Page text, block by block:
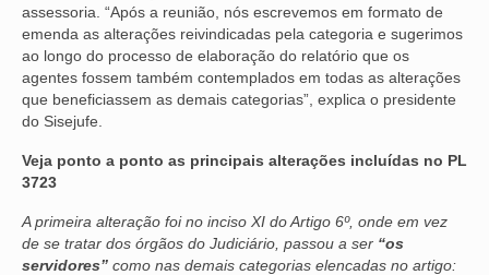
TÉCNICOS JUDICIÁRIOS
TECNOLOGIA DA INFORMAÇÃO
assessoria. “Após a reunião, nós escrevemos em formato de
emenda as alterações reivindicadas pela categoria e sugerimos
ao longo do processo de elaboração do relatório que os
agentes fossem também contemplados em todas as alterações
que beneficiassem as demais categorias”, explica o presidente
do Sisejufe.
Veja ponto a ponto as principais alterações incluídas no PL
3723
A primeira alteração foi no inciso XI do Artigo 6º, onde em vez
de se tratar dos órgãos do Judiciário, passou a ser “os
servidores” como nas demais categorias elencadas no artigo: